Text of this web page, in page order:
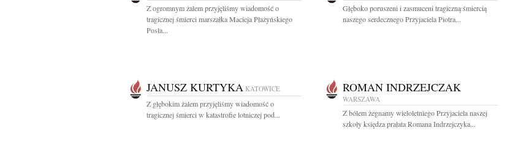
Z ogromnym żalem przyjęliśmy wiadomość o
tragicznej śmierci marszałka Macieja Płażyńskiego
Posła...
Głęboko poruszeni i zasmuceni tragiczną śmiercią
naszego serdecznego Przyjaciela Piotra...
JANUSZ KURTYKA KATOWICE
Z głębokim żalem przyjęliśmy wiadomość o
tragicznej śmierci w katastrofie lotniczej pod...
ROMAN INDRZEJCZAK
WARSZAWA
Z bólem żegnamy wieloletniego Przyjaciela naszej
szkoły księdza prałata Romana Indrzejczyka...